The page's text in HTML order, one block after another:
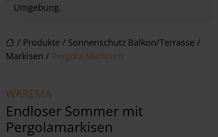
/ Produkte / Sonnenschutz Balkon/Terrasse /
Markisen / Pergola-Markisen
Umgebung.
WAREMA
Endloser Sommer mit
Pergolamarkisen